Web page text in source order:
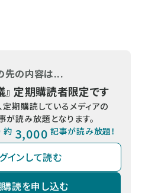
先の内容は...
』 定期購読者限定です
定期購読しているメディアの
が読み放題となります。
約 3,000 記事が読み放題！
インして読む
読を申し込む